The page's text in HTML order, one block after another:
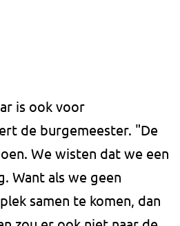
is ook voor
de burgemeester. "De
We wisten dat we een
Want als we geen
samen te komen, dan